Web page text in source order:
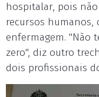
hospitalar, pois
recursos humanos,
enfermagem. "Não
zero", diz outro
dois profissionais